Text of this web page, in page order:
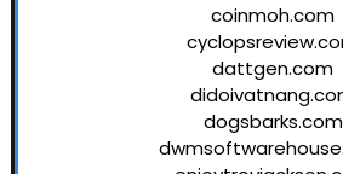
coinmoh.com
dattgen.com
dogsbarks.com